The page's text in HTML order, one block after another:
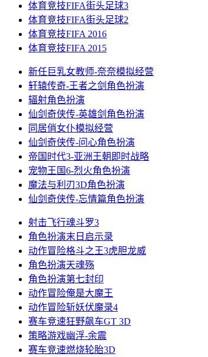
体育竞技FIFA街头足球3
体育竞技FIFA街头足球2
体育竞技FIFA 2016
体育竞技FIFA 2015
新任巨乳女教师-奈奈模拟经营
轩辕传奇-王者之剑 角色扮演
辐射角色扮演
仙剑奇侠传-英雄剑 角色扮演
同居俏女仆模拟经营
仙剑奇侠传-问心角色扮演
帝国时代3-亚洲王朝 即时战略
宠物王国6-烈火角色扮演
魔法与利刃3D角色扮演
仙剑奇侠传-忘情篇角色扮演
射击飞行魂斗罗3
角色扮演末日启示录
动作冒险格斗之王3虎胆龙威
角色扮演天魂殇
角色扮演第七封印
动作冒险俺是大魔王
动作冒险斩妖伏魔录4
赛车竞速狂野飙车GT 3D
策略游戏幽浮-余震
赛车竞速燃烧轮胎3D